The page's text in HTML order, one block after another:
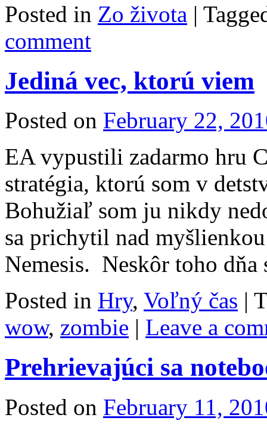
Posted in Zo života |
comment
Jediná vec, ktorú viem
Posted on February 22,
EA vypustili zadarmo hru
stratégia, ktorú som v
Bohužiaľ som ju nikdy
sa prichytil nad
Nemesis. Neskôr toho
Posted in Hry, Voľný čas |
wow, zombie | Leave a
Prehrievajúci sa
Posted on February 11,